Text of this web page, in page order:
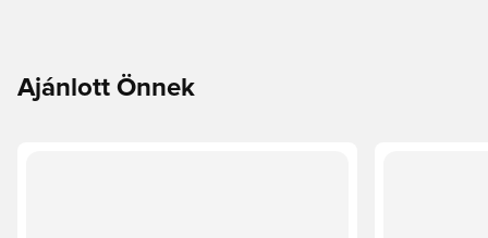
Ajánlott Önnek